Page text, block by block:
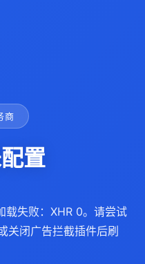
商
置
失败：XHR 0。请尝试
关闭广告拦截插件后刷